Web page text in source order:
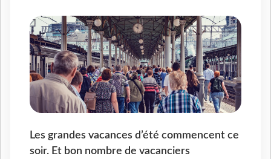
Les grandes vacances d’été commencent ce
soir. Et bon nombre de vacanciers